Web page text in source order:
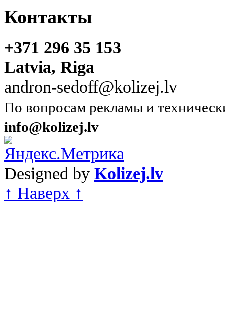
Контакты
+371 296 35 153
Latvia, Riga
andron-sedoff@kolizej.lv
По вопросам рекламы и
info@kolizej.lv
Designed by Kolizej.lv
↑ Наверх ↑